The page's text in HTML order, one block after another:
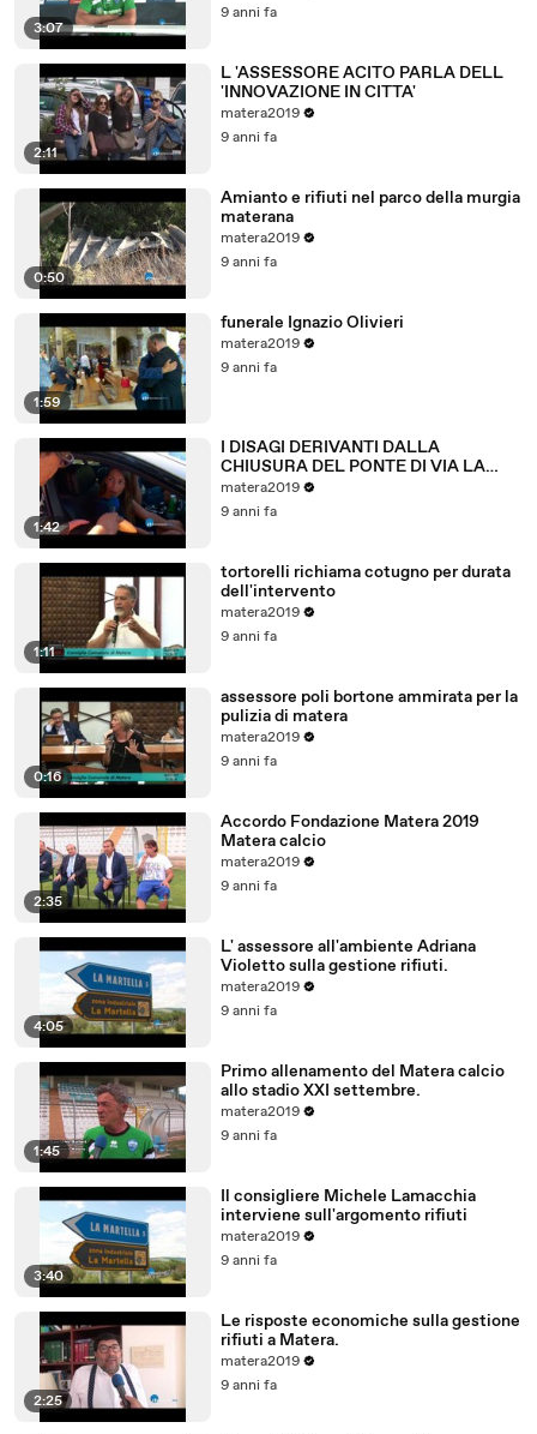
3:07
9 anni fa
2:11
L 'ASSESSORE ACITO PARLA DELL
'INNOVAZIONE IN CITTA'
matera2019
9 anni fa
0:50
Amianto e rifiuti nel parco della murgia
materana
matera2019
9 anni fa
1:59
funerale Ignazio Olivieri
matera2019
9 anni fa
1:42
I DISAGI DERIVANTI DALLA
CHIUSURA DEL PONTE DI VIA LA
MARTELLA A MATERA.
matera2019
9 anni fa
1:11
tortorelli richiama cotugno per durata
dell'intervento
matera2019
9 anni fa
0:16
assessore poli bortone ammirata per la
pulizia di matera
matera2019
9 anni fa
2:35
Accordo Fondazione Matera 2019
Matera calcio
matera2019
9 anni fa
4:05
L' assessore all'ambiente Adriana
Violetto sulla gestione rifiuti.
matera2019
9 anni fa
1:45
Primo allenamento del Matera calcio
allo stadio XXI settembre.
matera2019
9 anni fa
3:40
Il consigliere Michele Lamacchia
interviene sull'argomento rifiuti
matera2019
9 anni fa
2:25
Le risposte economiche sulla gestione
rifiuti a Matera.
matera2019
9 anni fa